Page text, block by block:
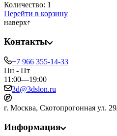
Количество: 1
Перейти в корзину
наверх
Контакты
+7 966 355-14-33
Пн - Пт
11:00—19:00
3d@3dslon.ru
г. Москва, Скотопрогонная ул.
Информация